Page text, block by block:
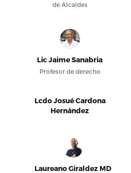
de Alcaldes
Lic Jaime Sanabria
Profesor de derecho
Lcdo Josué Cardona
Hernández
Laureano Giraldez MD